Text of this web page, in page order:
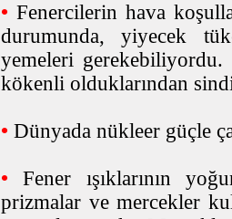
• Fenercilerin hava
durumunda, yiyecek
yemeleri
kökenli olduklarından
• Dünyada nükleer güçle
•Fener ışıklarının
prizmalar ve mercekler